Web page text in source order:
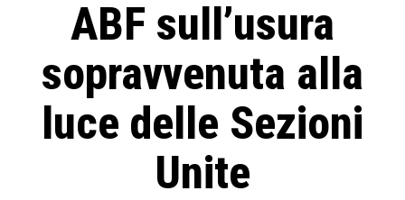
ABF sull’usura
sopravvenuta alla
luce delle Sezioni
Unite